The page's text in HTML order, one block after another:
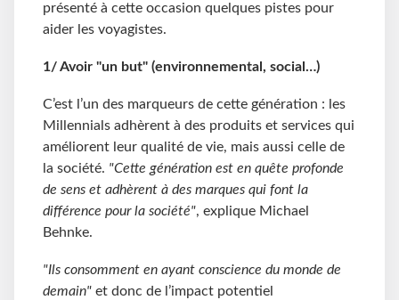
présenté à cette occasion quelques pistes pour
aider les voyagistes.
1/Avoir "un but" (environnemental, social…)
C’est l’un des marqueurs de cette génération : les
Millennials adhèrent à des produits et services qui
améliorent leur qualité de vie, mais aussi celle de
la société. "Cette génération est en quête profonde
de sens et adhèrent à des marques qui font la
différence pour la société", explique Michael
Behnke.
"Ils consomment en ayant conscience du monde de
demain" et donc de l’impact potentiel